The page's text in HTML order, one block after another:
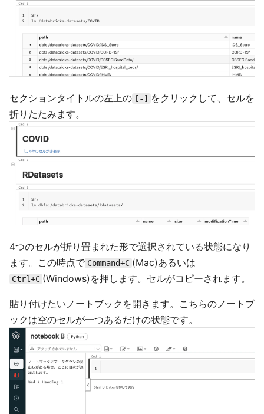
セクションタイトルの左上の [-]
をクリックして、セルを
折りたたみます。
4つのセルが折り畳まれた形で選択されている状態になり
ます。この時点で Command+C (Mac)あるいは
Ctrl+C (Windows)を押します。セルがコピーされます。
貼り付けたいノートブックを開きます。こちらのノートブ
ックは空のセルが一つあるだけの状態です。